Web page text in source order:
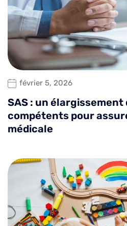
février 5, 2026
SAS : un
compétents pour
médicale